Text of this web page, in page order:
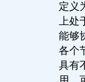
定义
上处
能够
各个
具有